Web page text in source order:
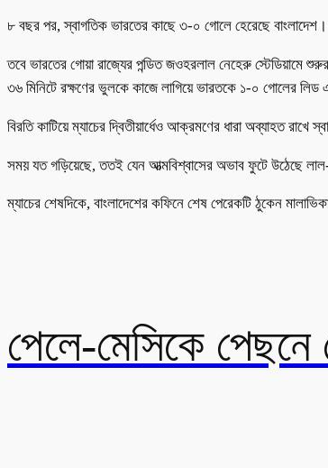
৮ বছর পর, স্বাগতিক ভারতের কাছে ৩-০ গোলে হেরেছে
তবে ভারতের গোয়া রাজ্যের পন্ডিত জওহরলাল নেহেরু স্টেডিয়ামে
৩৬ মিনিটে রক্ষণের ভুলকে কাজে লাগিয়ে ভারতকে ১-০ গোলের লিড
বিরতি কাটিয়ে ম্যাচের দ্বিতীয়ার্ধেও আক্রমণের ধারা অব্যাহত
সময় যত গড়িয়েছে, ততই যেন আত্মবিশ্বাসের অভাব ফুটে উঠেছে লাল-
ম্যাচের শেষদিকে, বাংলাদেশের কফিনে শেষ পেরেকটি ঠুকেন
পেলে-মেসিকে পেছনে